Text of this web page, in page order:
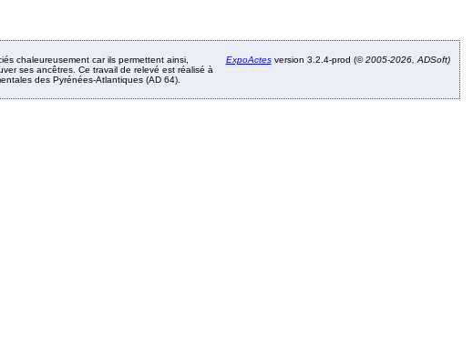
chaleureusement car ils permettent ainsi,
ses ancêtres. Ce travail de relevé est réalisé à
des Pyrénées-Atlantiques (AD 64).
ExpoActesversion 3.2.4-prod (©2005-2026, ADSoft)